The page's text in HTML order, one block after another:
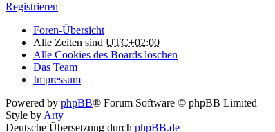
Registrieren
Foren-Übersicht
Alle Zeiten sind UTC+02:00
Alle Cookies des Boards löschen
Das Team
Impressum
Powered by phpBB® Forum Software © phpBB Limited
Style byArty
Deutsche Übersetzung durch phpBB.de